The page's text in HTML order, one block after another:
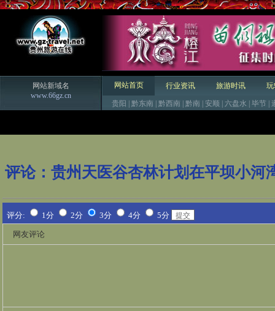
网站新域名
www.66gz.cn
网站首页 行业资讯 旅游时讯 玩
贵阳 黔东南 黔西南 黔南 安顺 六盘水 毕节
评论： 贵州天医谷杏林计划在平坝小河
评分: 1分 2分 3分 4分 5分
网友评论